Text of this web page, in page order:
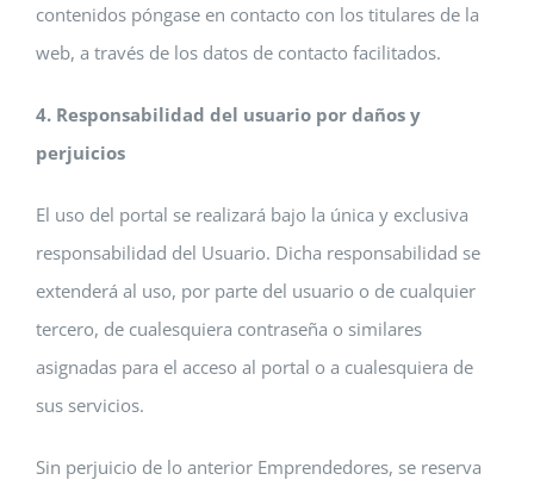
contenidos póngase en contacto con los titulares de la
web, a través de los datos de contacto facilitados.
4. Responsabilidad del usuario por daños y
perjuicios
El uso del portal se realizará bajo la única y exclusiva
responsabilidad del Usuario. Dicha responsabilidad se
extenderá al uso, por parte del usuario o de cualquier
tercero, de cualesquiera contraseña o similares
asignadas para el acceso al portal o a cualesquiera de
sus servicios.
Sin perjuicio de lo anterior Emprendedores, se reserva